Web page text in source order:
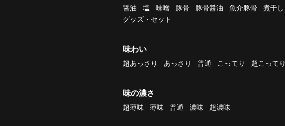
醤油 塩 味噌 豚骨 豚骨醤油 魚介豚骨 煮干し
グッズ・セット
味わい
超あっさり あっさり 普通 こってり 超こってり
味の濃さ
超薄味 薄味 普通 濃味 超濃味